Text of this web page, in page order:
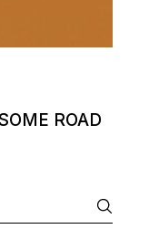
ROAD